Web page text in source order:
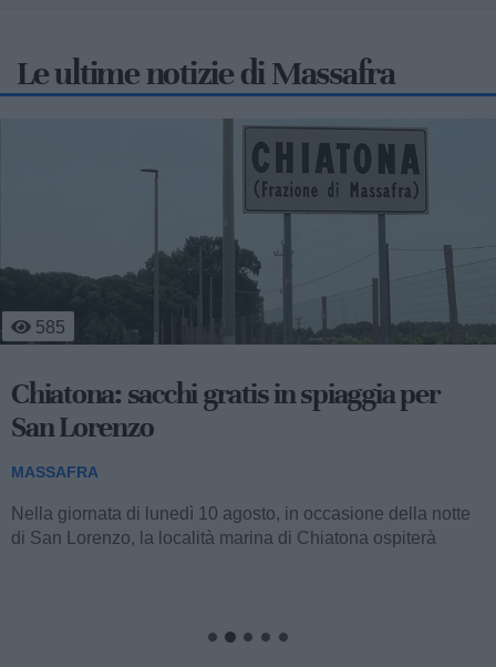
Le ultime notizie di Massafra
585
Chiatona: sacchi gratis in spiaggia per
San Lorenzo
MASSAFRA
Nella giornata di lunedì 10 agosto, in occasione della notte
di San Lorenzo, la località marina di Chiatona ospiterà